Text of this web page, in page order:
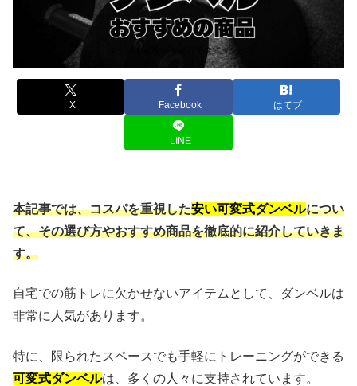
X Facebook はてブ
LINE
本記事では、コスパを重視した安い可変式ダンベルについ
て、その選び方やおすすめ商品を徹底的に紹介していきま
す。
自宅での筋トレに欠かせないアイテムとして、ダンベルは
非常に人気があります。
特に、限られたスペースでも手軽にトレーニングができる
可変式ダンベルは、多くの人々に支持されています。